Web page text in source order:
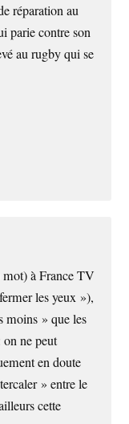
réparation au
parie contre son
au rugby qui se
mot) à France TV
les yeux »),
moins » que les
ne peut
en doute
» entre le
cette